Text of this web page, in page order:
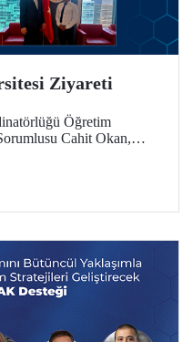
Ziyareti
Öğretim
Cahit Okan,
önde gelen